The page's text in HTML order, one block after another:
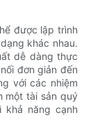
được lập trình
khác nhau.
dễ dàng thực
đơn giản đến
với các nhiệm
một tài sản quý
khả năng cạnh